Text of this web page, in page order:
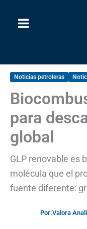
Noticias petroleras
para
global
GLP renovable es
molécula que el
fuente diferente:
Por:Valora